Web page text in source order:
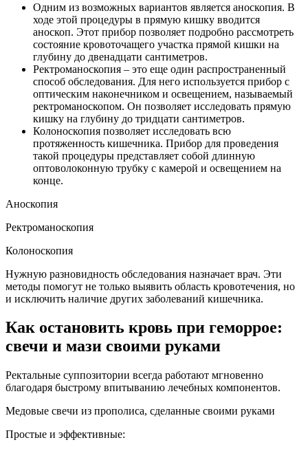
Одним из возможных вариантов является аноскопия. В
ходе этой процедуры в прямую кишку вводится
аноскоп. Этот прибор позволяет подробно рассмотреть
состояние кровоточащего участка прямой кишки на
глубину до двенадцати сантиметров.
Ректроманоскопия – это еще один распространенный
способ обследования. Для него используется прибор с
оптическим наконечником и освещением, называемый
ректроманоскопом. Он позволяет исследовать прямую
кишку на глубину до тридцати сантиметров.
Колоноскопия позволяет исследовать всю
протяженность кишечника. Прибор для проведения
такой процедуры представляет собой длинную
оптоволоконную трубку с камерой и освещением на
конце.
Аноскопия
Ректроманоскопия
Колоноскопия
Нужную разновидность обследования назначает врач. Эти
методы помогут не только выявить область кровотечения, но
и исключить наличие других заболеваний кишечника.
Как остановить кровь при геморрое:
свечи и мази своими руками
Ректальные суппозитории всегда работают мгновенно
благодаря быстрому впитыванию лечебных компонентов.
Медовые свечи из прополиса, сделанные своими руками
Простые и эффективные: